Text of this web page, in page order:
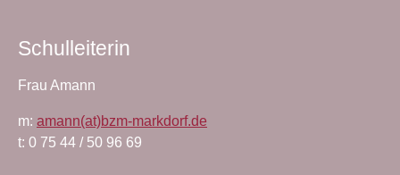
Schulleiterin
Frau Amann
m: amann(at)bzm-markdorf.de
t: 0 75 44 / 50 96 69